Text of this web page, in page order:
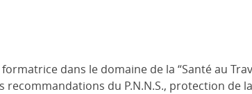
dans le domaine de la “Santé au
du P.N.N.S., protection de